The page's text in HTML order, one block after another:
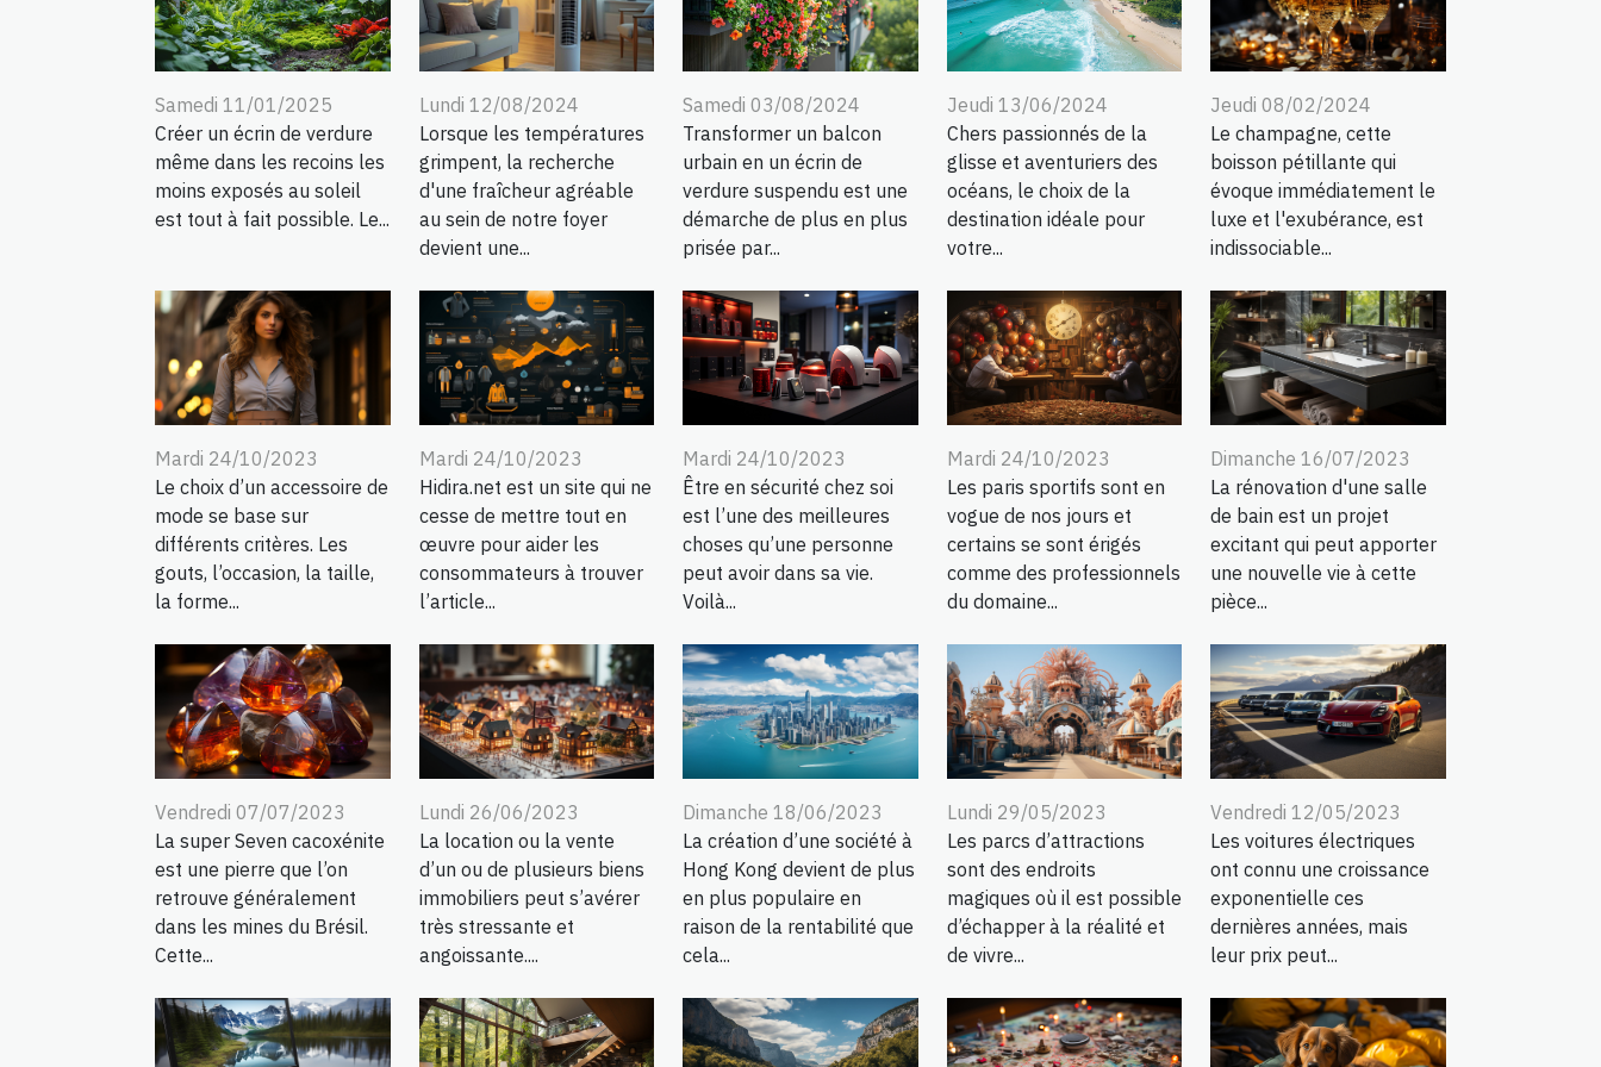
Samedi 11/01/2025
Créer un écrin de verdure
même dans les recoins les
moins exposés au soleil
est tout à fait possible. Le...
Lundi 12/08/2024
Lorsque les températures
grimpent, la recherche
d'une fraîcheur agréable
au sein de notre foyer
devient une...
Samedi 03/08/2024
Transformer un balcon
urbain en un écrin de
verdure suspendu est une
démarche de plus en plus
prisée par...
Jeudi 13/06/2024
Chers passionnés de la
glisse et aventuriers des
océans, le choix de la
destination idéale pour
votre...
Jeudi 08/02/2024
Le champagne, cette
boisson pétillante qui
évoque immédiatement le
luxe et l'exubérance, est
indissociable...
Mardi 24/10/2023
Le choix d’un accessoire de
mode se base sur
différents critères. Les
gouts, l’occasion, la taille,
la forme...
Mardi 24/10/2023
Hidira.net est un site qui ne
cesse de mettre tout en
œuvre pour aider les
consommateurs à trouver
l’article...
Mardi 24/10/2023
Être en sécurité chez soi
est l’une des meilleures
choses qu’une personne
peut avoir dans sa vie.
Voilà...
Mardi 24/10/2023
Les paris sportifs sont en
vogue de nos jours et
certains se sont érigés
comme des professionnels
du domaine...
Dimanche 16/07/2023
La rénovation d'une salle
de bain est un projet
excitant qui peut apporter
une nouvelle vie à cette
pièce...
Vendredi 07/07/2023
La super Seven cacoxénite
est une pierre que l’on
retrouve généralement
dans les mines du Brésil.
Cette...
Lundi 26/06/2023
La location ou la vente
d’un ou de plusieurs biens
immobiliers peut s’avérer
très stressante et
angoissante....
Dimanche 18/06/2023
La création d’une société à
Hong Kong devient de plus
en plus populaire en
raison de la rentabilité que
cela...
Lundi 29/05/2023
Les parcs d’attractions
sont des endroits
magiques où il est possible
d’échapper à la réalité et
de vivre...
Vendredi 12/05/2023
Les voitures électriques
ont connu une croissance
exponentielle ces
dernières années, mais
leur prix peut...